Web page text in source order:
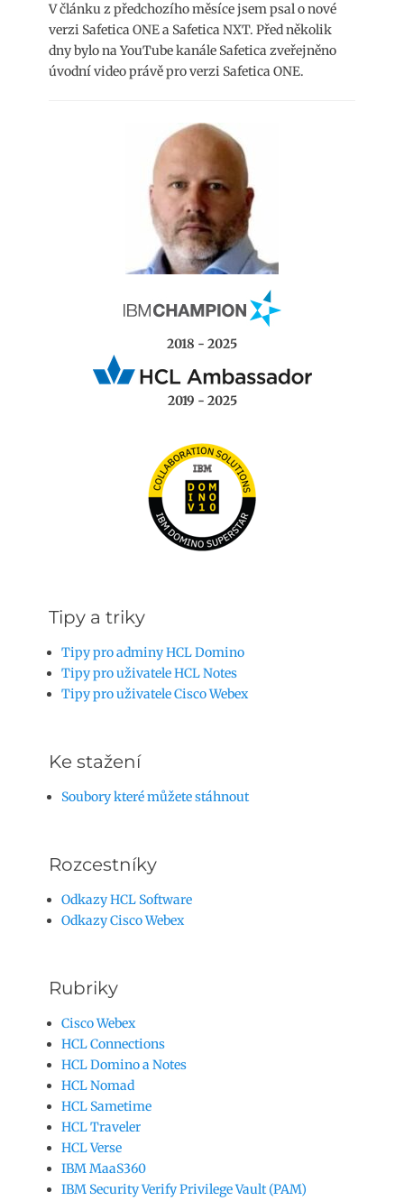
V článku z předchozího měsíce jsem psal o nové
verzi Safetica ONE a Safetica NXT. Před několik
dny bylo na YouTube kanále Safetica zveřejněno
úvodní video právě pro verzi Safetica ONE.
2018 - 2025
2019 - 2025
Tipy a triky
Tipy pro adminy HCL Domino
Tipy pro uživatele HCL Notes
Tipy pro uživatele Cisco Webex
Ke stažení
Soubory které můžete stáhnout
Rozcestníky
Odkazy HCL Software
Odkazy Cisco Webex
Rubriky
Cisco Webex
HCL Connections
HCL Domino a Notes
HCL Nomad
HCL Sametime
HCL Traveler
HCL Verse
IBM MaaS360
IBM Security Verify Privilege Vault (PAM)